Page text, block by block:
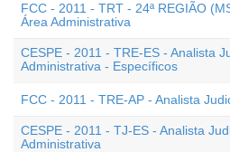
FCC - 2011 - TRT - 24ª REGIÃO
Área Administrativa
CESPE - 2011 - TRE-ES - Analista
Administrativa - Específicos
FCC - 2011 - TRE-AP - Analista
CESPE - 2011 - TJ-ES - Analista
Administrativa